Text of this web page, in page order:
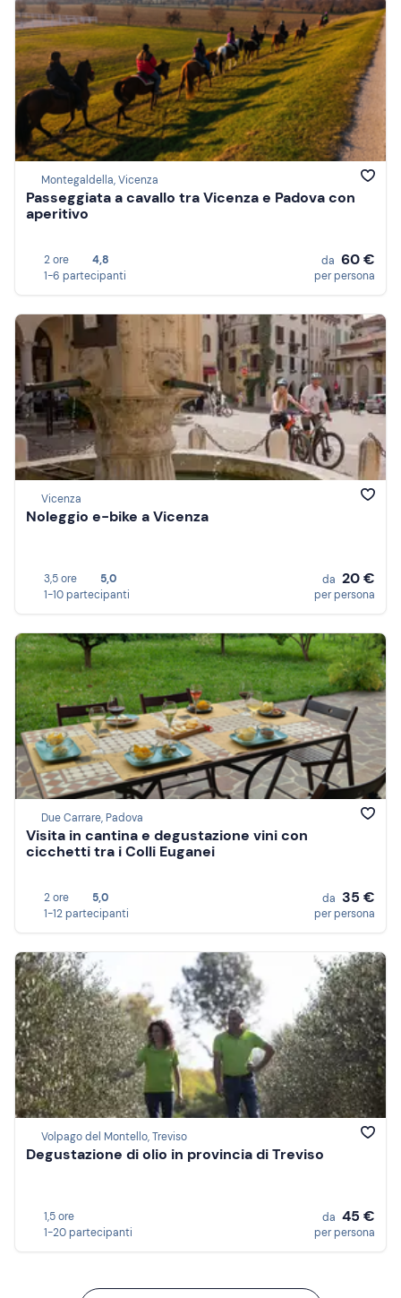
Montegaldella, Vicenza
Passeggiata a cavallo tra Vicenza e Padova con
aperitivo
2 ore
4,8
1-6 partecipanti
da 60 €
per persona
Vicenza
Noleggio e-bike a Vicenza
3,5 ore
5,0
1-10 partecipanti
da 20 €
per persona
Due Carrare, Padova
Visita in cantina e degustazione vini con
cicchetti tra i Colli Euganei
2 ore
5,0
1-12 partecipanti
da 35 €
per persona
Volpago del Montello, Treviso
Degustazione di olio in provincia di Treviso
1,5 ore
1-20 partecipanti
da 45 €
per persona